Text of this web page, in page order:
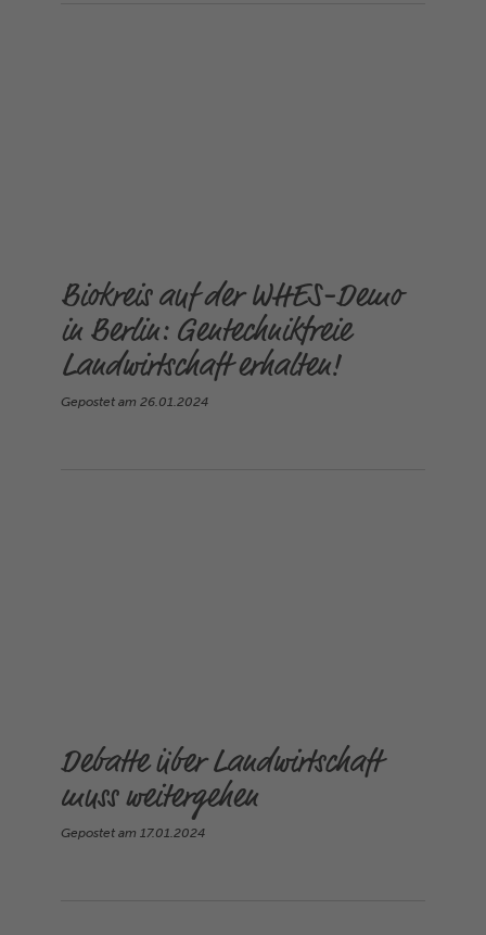
Biokreis auf der WHES-Demo
in Berlin: Gentechnikfreie
Landwirtschaft erhalten!
Gepostet am 26.01.2024
Debatte über Landwirtschaft
muss weitergehen
Gepostet am 17.01.2024